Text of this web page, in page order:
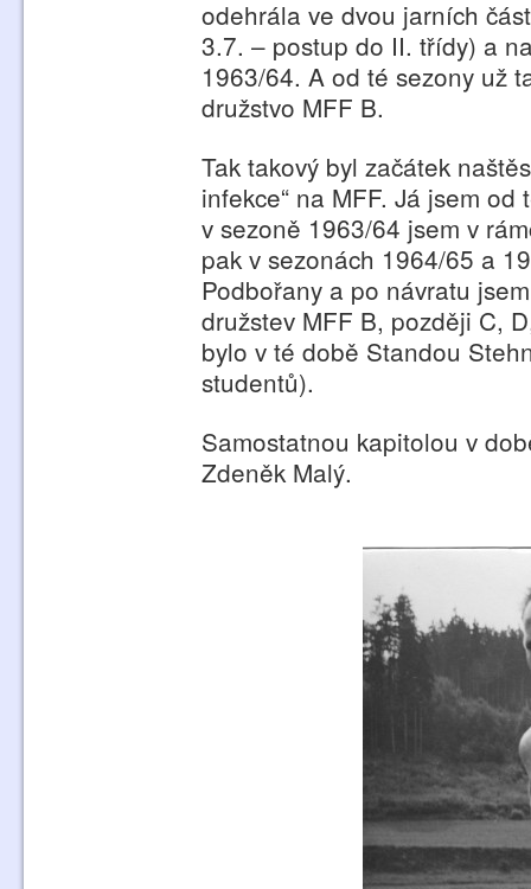
odehrála ve dvou jarních
3.7. – postup do II. třídy) a
1963/64. A od té sezony už
družstvo MFF B.
Tak takový byl začátek
infekce“ na MFF. Já jsem
v sezoně 1963/64 jsem v
pak v sezonách 1964/65 a
Podbořany a po návratu
družstev MFF B, později C,
bylo v té době Standou
studentů).
Samostatnou kapitolou v
Zdeněk Malý.